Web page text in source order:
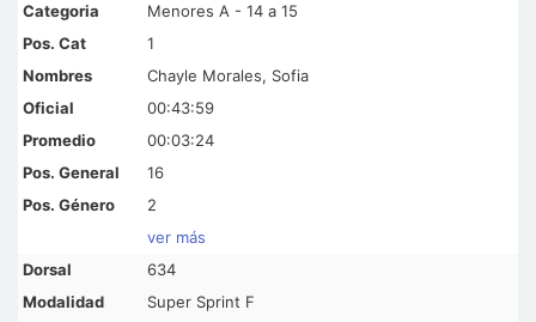
Menores A - 14 a 15
1
Chayle Morales, Sofia
00:43:59
00:03:24
16
2
ver más
634
Super Sprint F